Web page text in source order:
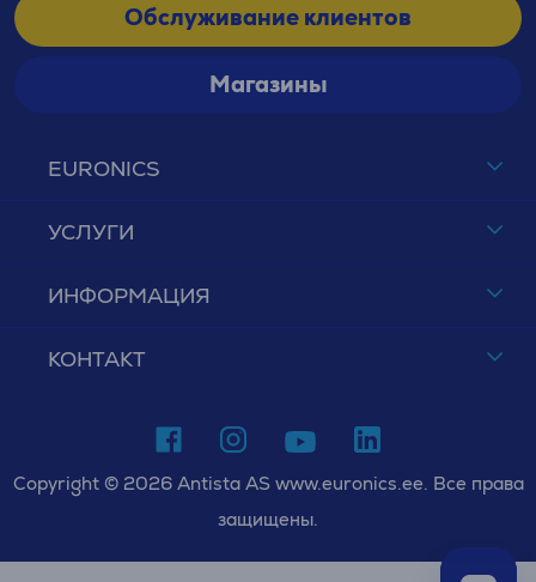
EURONICS
УСЛУГИ
ИНФОРМАЦИЯ
КОНТАКТ
Обслуживание клиентов
Магазины
Copyright © 2026 Antista AS www.euronics.ee. Все права
защищены.